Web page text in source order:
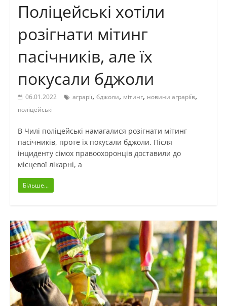
Поліцейські хотіли
розігнати мітинг
пасічників, але їх
покусали бджоли
06.01.2022 аграрії, бджоли, мітинг, новини аграріїв,
поліцейські
В Чилі поліцейські намагалися розігнати мітинг
пасічників, проте їх покусали бджоли. Після
інциденту сімох правоохоронців доставили до
місцевої лікарні, а
Більше...